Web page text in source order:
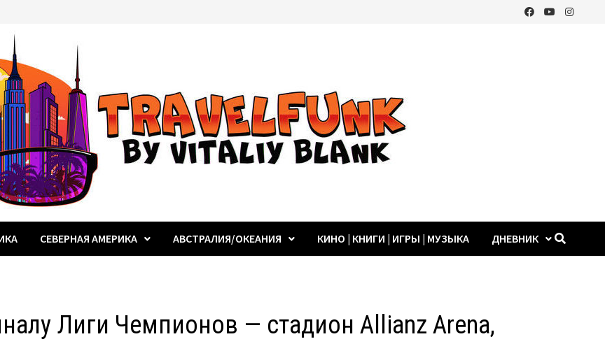
СЕВЕРНАЯ АМЕРИКА АВСТРАЛИЯ/ОКЕАНИЯ КИНО | КНИГИ | ИГРЫ | МУЗЫКА ДНЕВНИК
Лиги Чемпионов — стадион Allianz Arena,